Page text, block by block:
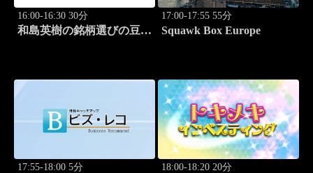
16:00-16:30 30分
和島英樹の銘柄選びの豆知
17:00-17:55 55分
Squawk Box Europe
17:55-18:00 5分 18:00-18:20 20分